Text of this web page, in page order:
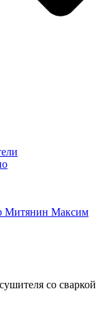
Митянин Максим
со сваркой